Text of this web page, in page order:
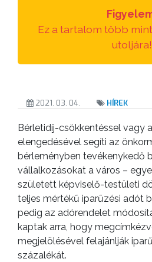
Ez a tartalom több
utoljára!
2021. 03. 04. HÍREK
Bérletidíj-csökkentéssel vagy
elengedésével segíti az
bérleményben tevékenykedő
vállalkozásokat a város –
született képviselő-testületi
teljes mértékű iparűzési adót
pedig az adórendelet
kaptak arra, hogy
megjelölésével felajánlják
százalékát.